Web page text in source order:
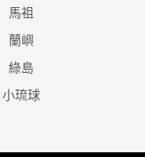
馬祖
蘭嶼
綠島
小琉球